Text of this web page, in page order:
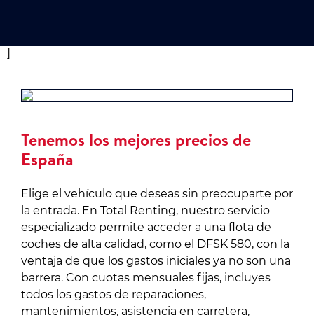
]
Tenemos los mejores precios de
España
Elige el vehículo que deseas sin preocuparte por
la entrada. En Total Renting, nuestro servicio
especializado permite acceder a una flota de
coches de alta calidad, como el DFSK 580, con la
ventaja de que los gastos iniciales ya no son una
barrera. Con cuotas mensuales fijas, incluyes
todos los gastos de reparaciones,
mantenimientos, asistencia en carretera,